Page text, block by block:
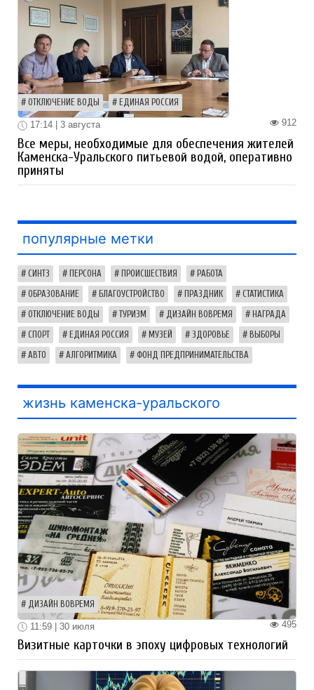
ОТКЛЮЧЕНИЕ ВОДЫ ЕДИНАЯ РОССИЯ
912
17:14 | 3 августа
Все меры, необходимые для обеспечения жителей
Каменска-Уральского питьевой водой, оперативно
приняты
популярные метки
СИНТЗ ПЕРСОНА ПРОИСШЕСТВИЯ РАБОТА
ОБРАЗОВАНИЕ БЛАГОУСТРОЙСТВО ПРАЗДНИК СТАТИСТИКА
ОТКЛЮЧЕНИЕ ВОДЫ ТУРИЗМ ДИЗАЙН ВОВРЕМЯ НАГРАДА
СПОРТ ЕДИНАЯ РОССИЯ МУЗЕЙ ЗДОРОВЬЕ ВЫБОРЫ
АВТО АЛГОРИТМИКА ФОНД ПРЕДПРИНИМАТЕЛЬСТВА
жизнь каменска-уральского
ДИЗАЙН ВОВРЕМЯ
495
11:59 | 30 июля
Визитные карточки в эпоху цифровых технологий